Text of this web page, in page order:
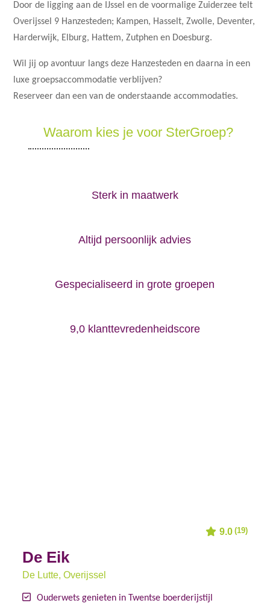
Door de ligging aan de IJssel en de voormalige Zuiderzee telt
Overijssel 9 Hanzesteden; Kampen, Hasselt, Zwolle, Deventer,
Harderwijk, Elburg, Hattem, Zutphen en Doesburg.
Wil jij op avontuur langs deze Hanzesteden en daarna in een
luxe groepsaccommodatie verblijven?
Reserveer dan een van de onderstaande accommodaties.
Waarom kies je voor SterGroep?
Sterk in maatwerk
Altijd persoonlijk advies
Gespecialiseerd in grote groepen
9,0 klanttevredenheidscore
9.0 (19)
De Eik
De Lutte, Overijssel
Ouderwets genieten in Twentse boerderijstijl